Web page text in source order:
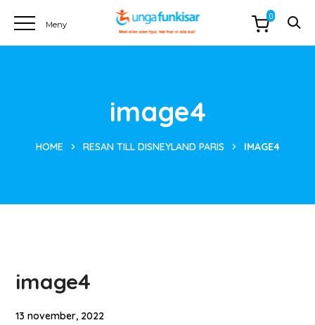
image4
HOME RESAN TILL DISNEYLAND PARIS IMAGE4
image4
13 november, 2022
0